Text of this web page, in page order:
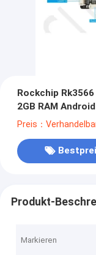
Rockchip
2GB RAM
Preis：
Produkt-
Markieren